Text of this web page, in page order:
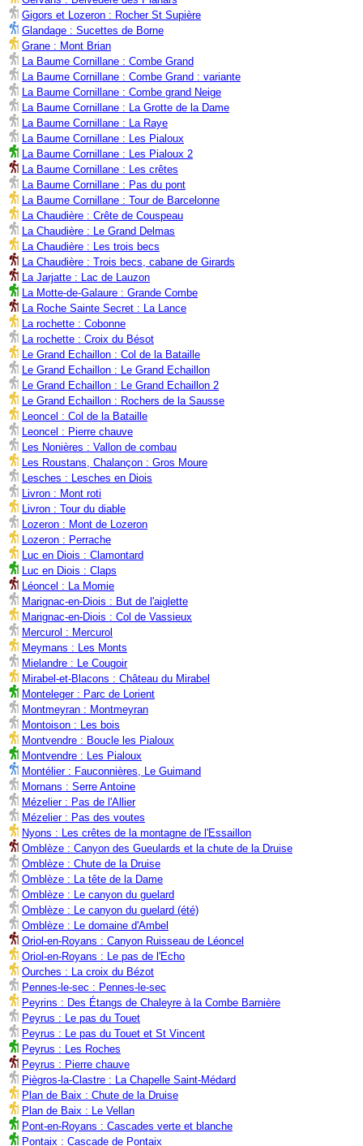
Gigors et Lozeron : Rocher St Supière
Glandage : Sucettes de Borne
Grane : Mont Brian
La Baume Cornillane : Combe Grand
La Baume Cornillane : Combe Grand : variante
La Baume Cornillane : Combe grand Neige
La Baume Cornillane : La Grotte de la Dame
La Baume Cornillane : La Raye
La Baume Cornillane : Les Pialoux
La Baume Cornillane : Les Pialoux 2
La Baume Cornillane : Les crêtes
La Baume Cornillane : Pas du pont
La Baume Cornillane : Tour de Barcelonne
La Chaudière : Crête de Couspeau
La Chaudière : Le Grand Delmas
La Chaudière : Les trois becs
La Chaudière : Trois becs, cabane de Girards
La Jarjatte : Lac de Lauzon
La Motte-de-Galaure : Grande Combe
La Roche Sainte Secret : La Lance
La rochette : Cobonne
La rochette : Croix du Bésot
Le Grand Echaillon : Col de la Bataille
Le Grand Echaillon : Le Grand Echaillon
Le Grand Echaillon : Le Grand Echaillon 2
Le Grand Echaillon : Rochers de la Sausse
Leoncel : Col de la Bataille
Leoncel : Pierre chauve
Les Nonières : Vallon de combau
Les Roustans, Chalançon : Gros Moure
Lesches : Lesches en Diois
Livron : Mont roti
Livron : Tour du diable
Lozeron : Mont de Lozeron
Lozeron : Perrache
Luc en Diois : Clamontard
Luc en Diois : Claps
Léoncel : La Momie
Marignac-en-Diois : But de l'aiglette
Marignac-en-Diois : Col de Vassieux
Mercurol : Mercurol
Meymans : Les Monts
Mielandre : Le Cougoir
Mirabel-et-Blacons : Château du Mirabel
Monteleger : Parc de Lorient
Montmeyran : Montmeyran
Montoison : Les bois
Montvendre : Boucle les Pialoux
Montvendre : Les Pialoux
Montélier : Fauconnières, Le Guimand
Mornans : Serre Antoine
Mézelier : Pas de l'Allier
Mézelier : Pas des voutes
Nyons : Les crêtes de la montagne de l'Essaillon
Omblèze : Canyon des Gueulards et la chute de la Druise
Omblèze : Chute de la Druise
Omblèze : La tête de la Dame
Omblèze : Le canyon du guelard
Omblèze : Le canyon du guelard (été)
Omblèze : Le domaine d'Ambel
Oriol-en-Royans : Canyon Ruisseau de Léoncel
Oriol-en-Royans : Le pas de l'Echo
Ourches : La croix du Bézot
Pennes-le-sec : Pennes-le-sec
Peyrins : Des Étangs de Chaleyre à la Combe Barnière
Peyrus : Le pas du Touet
Peyrus : Le pas du Touet et St Vincent
Peyrus : Les Roches
Peyrus : Pierre chauve
Piègros-la-Clastre : La Chapelle Saint-Médard
Plan de Baix : Chute de la Druise
Plan de Baix : Le Vellan
Pont-en-Royans : Cascades verte et blanche
Pontaix : Cascade de Pontaix